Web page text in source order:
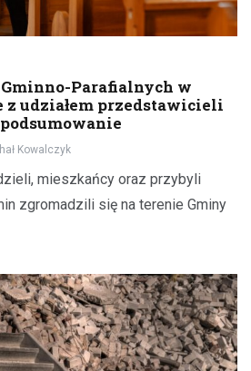
Parafialnych w
z udziałem przedstawicieli
Kowalczyk
mieszkańcy oraz przybyli
zgromadzili się na terenie Gminy